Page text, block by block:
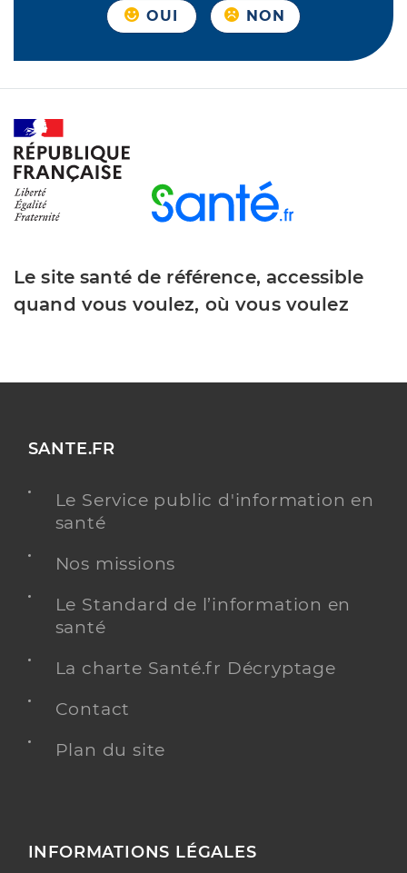
OUI NON
Le site santé de référence, accessible
quand vous voulez, où vous voulez
SANTE.FR
Le Service public d'information en
santé
Nos missions
Le Standard de l’information en
santé
La charte Santé.fr Décryptage
Contact
Plan du site
INFORMATIONS LÉGALES